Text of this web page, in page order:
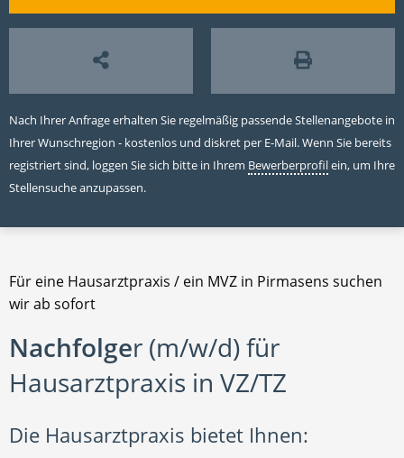
Nach Ihrer Anfrage erhalten Sie regelmäßig passende Stellenangebote in
Ihrer Wunschregion - kostenlos und diskret per E-Mail. Wenn Sie bereits
registriert sind, loggen Sie sich bitte in Ihrem Bewerberprofilein, um Ihre
Stellensuche anzupassen.
Für eine Hausarztpraxis / ein MVZ in Pirmasens suchen
wir ab sofort
Nachfolger (m/w/d) für
Hausarztpraxis in VZ/TZ
Die Hausarztpraxis bietet Ihnen: